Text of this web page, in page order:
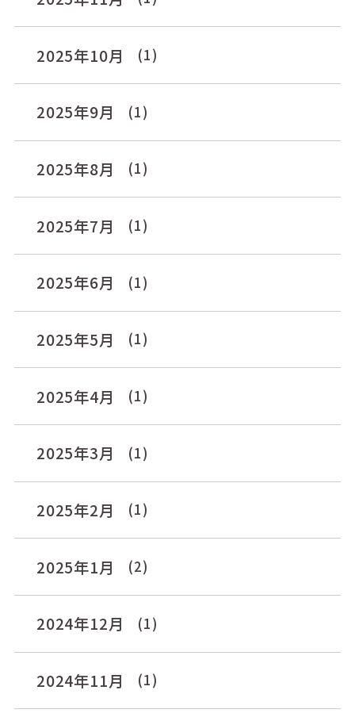
2025年10月 (1)
2025年9月 (1)
2025年8月 (1)
2025年7月 (1)
2025年6月 (1)
2025年5月 (1)
2025年4月 (1)
2025年3月 (1)
2025年2月 (1)
2025年1月 (2)
2024年12月 (1)
2024年11月 (1)